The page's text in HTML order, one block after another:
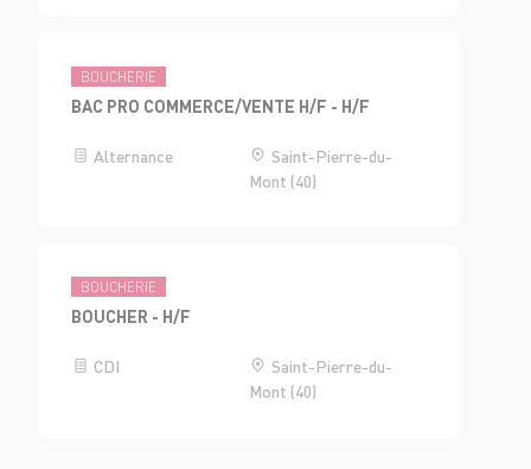
BOUCHERIE
BAC PRO COMMERCE/VENTE H/F - H/F
Alternance
Saint-Pierre-du-
Mont (40)
BOUCHERIE
BOUCHER - H/F
CDI
Saint-Pierre-du-
Mont (40)